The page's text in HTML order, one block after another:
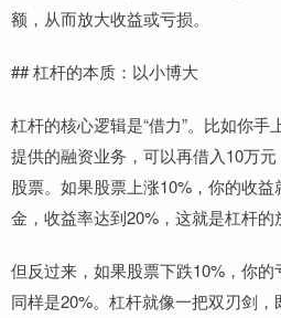
额，从而放大收益或亏损。
## 杠杆的本质：以小博大
杠杆的核心逻辑是“借力”。比如你
提供的融资业务，可以再借入10万
股票。如果股票上涨10%，你的收
金，收益率达到20%，这就是杠杆的
但反过来，如果股票下跌10%，你
同样是20%。杠杆就像一把双刃剑